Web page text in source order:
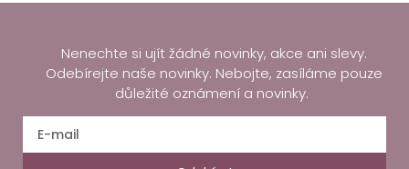
Nenechte si ujít žádné novinky, akce ani slevy.
Odebírejte naše novinky. Nebojte, zasíláme pouze
důležité oznámení a novinky.